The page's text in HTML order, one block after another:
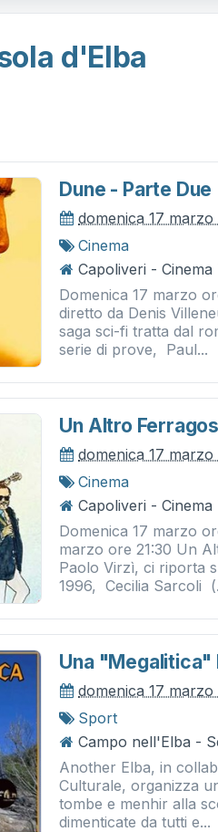
d'Elba
Dune - Parte Due
domenica 17 marzo
Cinema
Capoliveri -
Domenica 17 marzo
diretto da Denis
saga sci-fi tratta dal
serie di prove, Paul...
Un Altro
domenica 17 marzo
Cinema
Capoliveri -
Domenica 17 marzo
marzo ore 21:30 Un
Paolo Virzì, ci riporta
1996, Cecilia Sarcoli
Una "megalitica"
domenica 17 marzo
Sport
Campo nell'Elba -
Another Elba, in
Culturale, organizza
tombe e menhir alla
dimenticate da tutti e...